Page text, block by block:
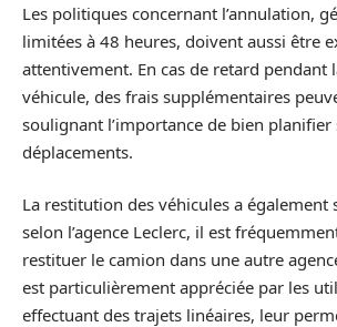
Les politiques concernant l’annulation,
limitées à 48 heures, doivent aussi être
attentivement. En cas de retard pendant
véhicule, des frais supplémentaires
soulignant l’importance de bien planifier
déplacements.
La restitution des véhicules a également
selon l’agence Leclerc, il est
restituer le camion dans une autre
est particulièrement appréciée par les
effectuant des trajets linéaires, leur